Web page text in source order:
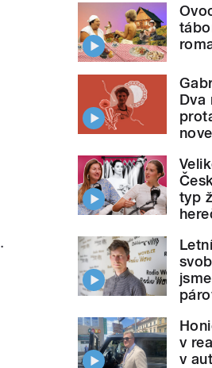
Dva
typ
v
v